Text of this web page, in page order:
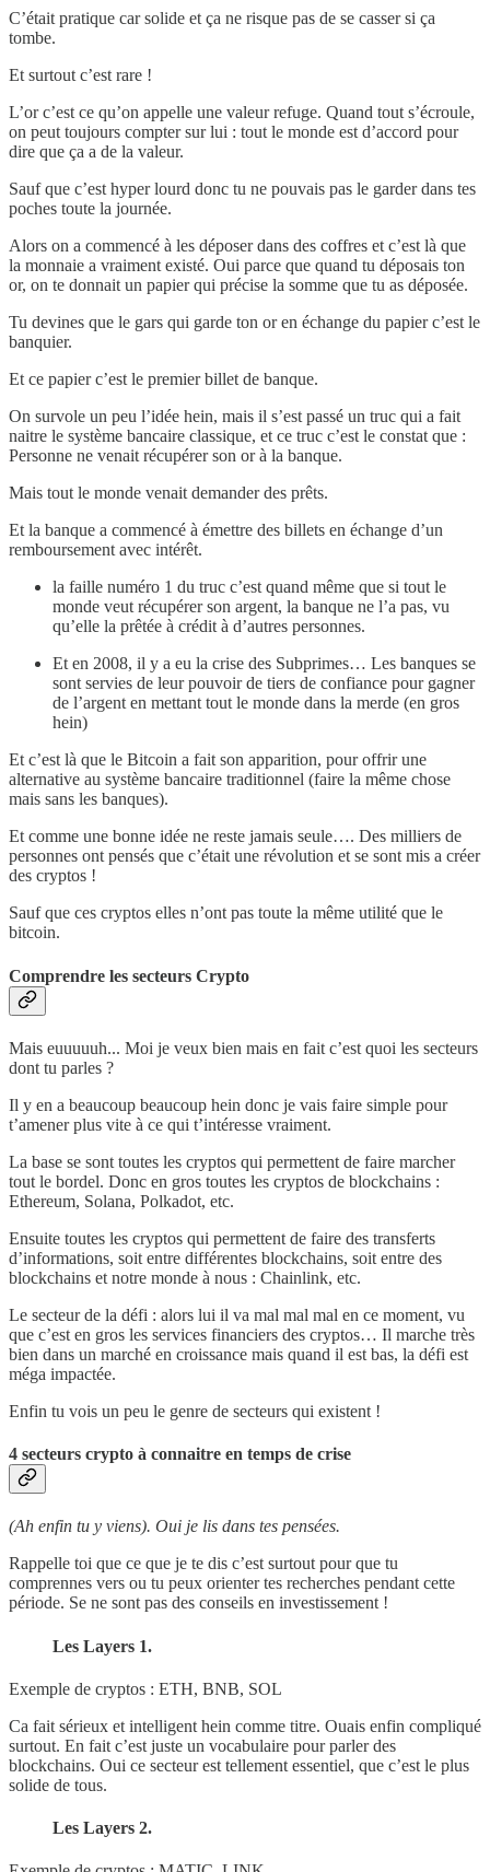
C’était pratique car solide et ça ne risque pas de se casser si ça
tombe.
Et surtout c’est rare !
L’or c’est ce qu’on appelle une valeur refuge. Quand tout s’écroule,
on peut toujours compter sur lui : tout le monde est d’accord pour
dire que ça a de la valeur.
Sauf que c’est hyper lourd donc tu ne pouvais pas le garder dans tes
poches toute la journée.
Alors on a commencé à les déposer dans des coffres et c’est là que
la monnaie a vraiment existé. Oui parce que quand tu déposais ton
or, on te donnait un papier qui précise la somme que tu as déposée.
Tu devines que le gars qui garde ton or en échange du papier c’est le
banquier.
Et ce papier c’est le premier billet de banque.
On survole un peu l’idée hein, mais il s’est passé un truc qui a fait
naitre le système bancaire classique, et ce truc c’est le constat que :
Personne ne venait récupérer son or à la banque.
Mais tout le monde venait demander des prêts.
Et la banque a commencé à émettre des billets en échange d’un
remboursement avec intérêt.
la faille numéro 1 du truc c’est quand même que si tout le
monde veut récupérer son argent, la banque ne l’a pas, vu
qu’elle la prêtée à crédit à d’autres personnes.
Et en 2008, il y a eu la crise des Subprimes… Les banques se
sont servies de leur pouvoir de tiers de confiance pour gagner
de l’argent en mettant tout le monde dans la merde (en gros
hein)
Et c’est là que le Bitcoin a fait son apparition, pour offrir une
alternative au système bancaire traditionnel (faire la même chose
mais sans les banques).
Et comme une bonne idée ne reste jamais seule…. Des milliers de
personnes ont pensés que c’était une révolution et se sont mis a créer
des cryptos !
Sauf que ces cryptos elles n’ont pas toute la même utilité que le
bitcoin.
Comprendre les secteurs Crypto
Mais euuuuuh... Moi je veux bien mais en fait c’est quoi les secteurs
dont tu parles ?
Il y en a beaucoup beaucoup hein donc je vais faire simple pour
t’amener plus vite à ce qui t’intéresse vraiment.
La base se sont toutes les cryptos qui permettent de faire marcher
tout le bordel. Donc en gros toutes les cryptos de blockchains :
Ethereum, Solana, Polkadot, etc.
Ensuite toutes les cryptos qui permettent de faire des transferts
d’informations, soit entre différentes blockchains, soit entre des
blockchains et notre monde à nous : Chainlink, etc.
Le secteur de la défi : alors lui il va mal mal mal en ce moment, vu
que c’est en gros les services financiers des cryptos… Il marche très
bien dans un marché en croissance mais quand il est bas, la défi est
méga impactée.
Enfin tu vois un peu le genre de secteurs qui existent !
4 secteurs crypto à connaitre en temps de crise
(Ah enfin tu y viens). Oui je lis dans tes pensées.
Rappelle toi que ce que je te dis c’est surtout pour que tu
comprennes vers ou tu peux orienter tes recherches pendant cette
période. Se ne sont pas des conseils en investissement !
Les Layers 1.
Exemple de cryptos : ETH, BNB, SOL
Ca fait sérieux et intelligent hein comme titre. Ouais enfin compliqué
surtout. En fait c’est juste un vocabulaire pour parler des
blockchains. Oui ce secteur est tellement essentiel, que c’est le plus
solide de tous.
Les Layers 2.